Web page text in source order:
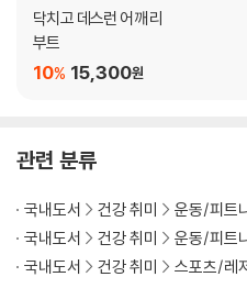
19 서서 종아리 스트레칭 | 080
20?다운독 무릎 굽혔다 펴기 | 082
한 주의 불균형을 바로 잡아주는 금
24 다리 꼬아 사이드 밴딩 | 092
주말 스포츠를 위한 토요일 내전근
26 나비 자세 스트레칭 | 098
27 런지 자세 내전근 스트레칭 | 100
닥치고 데스런 어깨 리
부트
15,300원
10%
관련 분류
국내도서 건강 취미 운동/피트
국내도서
건강 취미 운동/피트
국내도서
건강 취미 스포츠/레